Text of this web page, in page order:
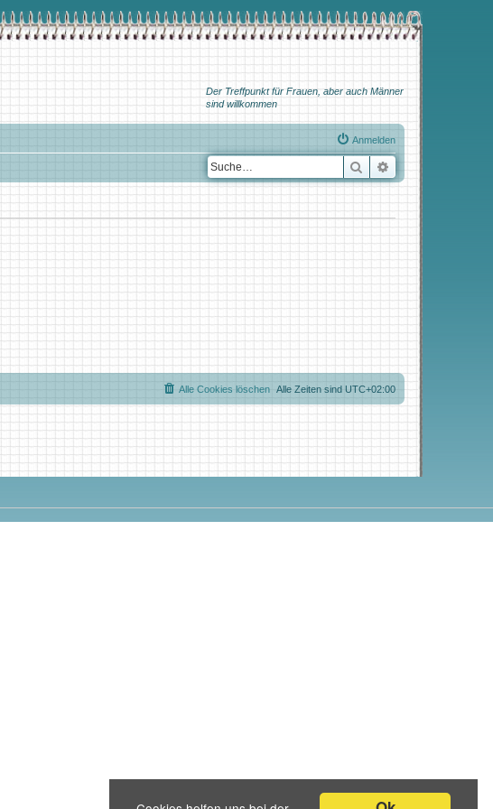
Der Treffpunkt für Frauen, aber auch Männer
sind willkommen
Anmelden
Suche Erweiterte Suche
Alle Zeiten sind UTC+02:00
Alle Cookies löschen